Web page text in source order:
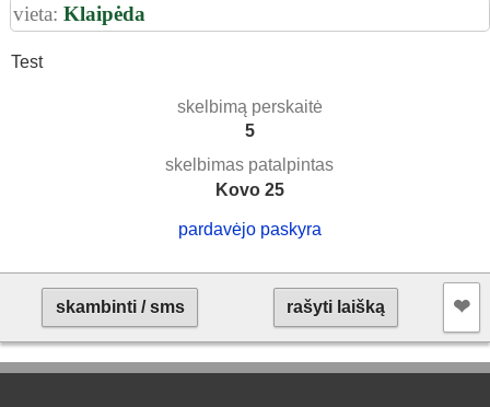
vieta: Klaipėda
Test
skelbimą perskaitė
5
skelbimas patalpintas
Kovo 25
pardavėjo paskyra
skambinti / sms rašyti laišką ❤︎